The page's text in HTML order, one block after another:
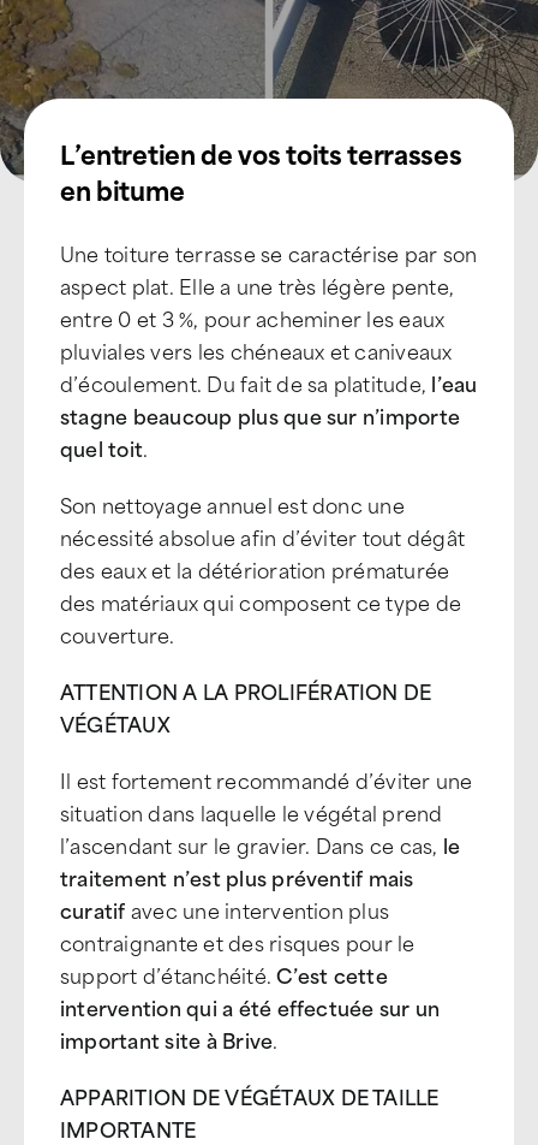
L’entretien de vos toits terrasses
en bitume
Une toiture terrasse se caractérise par son
aspect plat. Elle a une très légère pente,
entre 0 et 3 %, pour acheminer les eaux
pluviales vers les chéneaux et caniveaux
d’écoulement. Du fait de sa platitude, l’eau
stagne beaucoup plus que sur n’importe
quel toit.
Son nettoyage annuel est donc une
nécessité absolue afin d’éviter tout dégât
des eaux et la détérioration prématurée
des matériaux qui composent ce type de
couverture.
ATTENTION A LA PROLIFÉRATION DE
VÉGÉTAUX
Il est fortement recommandé d’éviter une
situation dans laquelle le végétal prend
l’ascendant sur le gravier. Dans ce cas, le
traitement n’est plus préventif mais
curatifavec une intervention plus
contraignante et des risques pour le
support d’étanchéité.C’est cette
intervention qui a été effectuée sur un
important site à Brive.
APPARITION DE VÉGÉTAUX DE TAILLE
IMPORTANTE